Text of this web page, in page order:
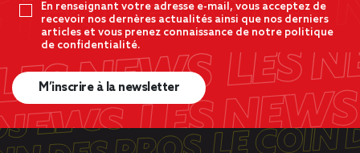
En renseignant votre adresse e-mail, vous acceptez de
recevoir nos dernères actualités ainsi que nos derniers
articles et vous prenez connaissance de notre politique
de confidentialité.
M’inscrire à la newsletter